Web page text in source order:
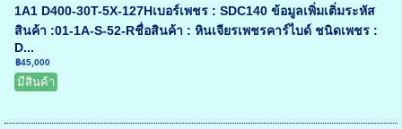
1A1 D400-30T-5X-127Hเบอร์เพชร : SDC140 ข้อมูลเพิ่มเติ่มระหัส
สินค้า :01-1A-S-52-Rชื่อสินค้า : หินเจียรเพชรคาร์ไบด์ ชนิดเพชร :
D...
฿45,000
มีสินค้า